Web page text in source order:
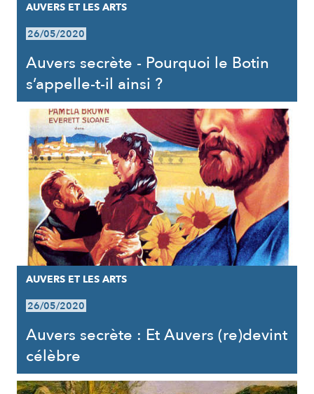
AUVERS ET LES ARTS
26/05/2020
Auvers secrète - Pourquoi le Botin
s’appelle-t-il ainsi ?
AUVERS ET LES ARTS
26/05/2020
Auvers secrète : Et Auvers (re)devint
célèbre